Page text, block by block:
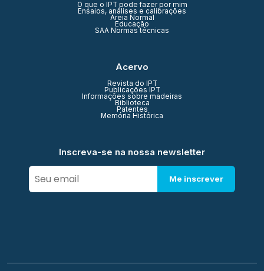
O que o IPT pode fazer por mim
Ensaios, análises e calibrações
Areia Normal
Educação
SAA Normas técnicas
Acervo
Revista do IPT
Publicações IPT
Informações sobre madeiras
Biblioteca
Patentes
Memória Histórica
Inscreva-se na nossa newsletter
Me inscrever